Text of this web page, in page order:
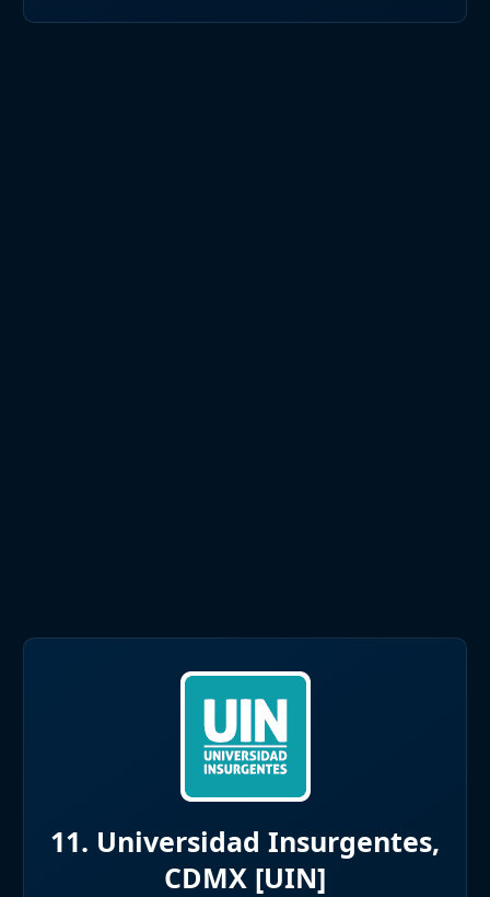
11. Universidad Insurgentes,
CDMX [UIN]